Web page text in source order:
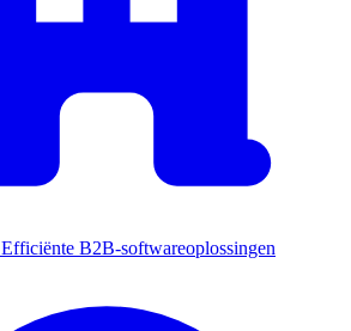
Efficiënte B2B-softwareoplossingen